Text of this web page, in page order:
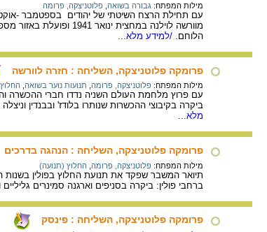
מילות המפתח: גבורה בשואה פלוטניצקה, פרומה
מוורשה לוילנה
הלוחם. /למידע מלא...
פרומקה פלוטניצקה, השליחה : חזרה לוורשה
מילות המפתח: פלוטניצקה, פרומה תנועות נוער בשואה
עם פרוץ מלחמת העולם השניה נדדו חברי ההכשרה
ביקרה בקיבוצי ההכשרות שנותרו בלודז' ובבנדין
מלא...
פרומקה פלוטניצקה, השליחה : הנהגה בדרכים
מילות המפתח: פלוטניצקה, פרומה החלוץ (תנועה)
ברחבי פולין: ביקרה בסניפים וארגנה סמינרים
פרומקה פלוטניצקה, השליחה : פינסק